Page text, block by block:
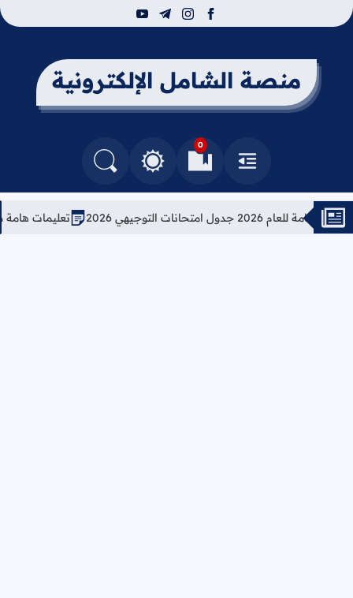
facebook
instagram
telegram
youtube
منصة الشامل الإلكترونية
القائمة
0
العلامات المرجعيةالتغيير بين الوضع النهاري والداكن
البحث في المدونة
جدول امتحانات التوجيهي 2026 تعليمات هامة من